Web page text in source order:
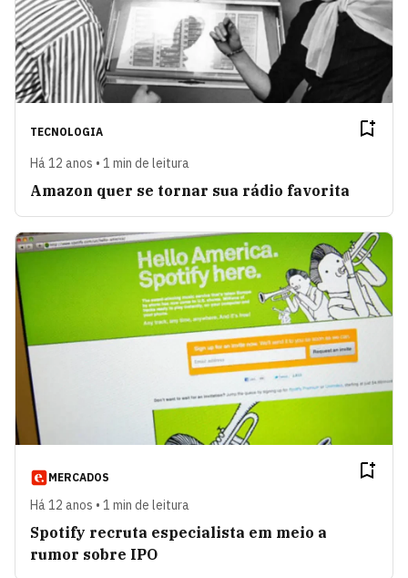
TECNOLOGIA
Há 12 anos • 1 min de leitura
Amazon quer se tornar sua rádio favorita
MERCADOS
Há 12 anos • 1 min de leitura
Spotify recruta especialista em meio a
rumor sobre IPO